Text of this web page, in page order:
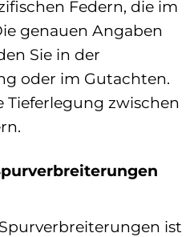
Federn, die im
genauen Angaben
Sie in der
oder im Gutachten.
Tieferlegung zwischen
ist